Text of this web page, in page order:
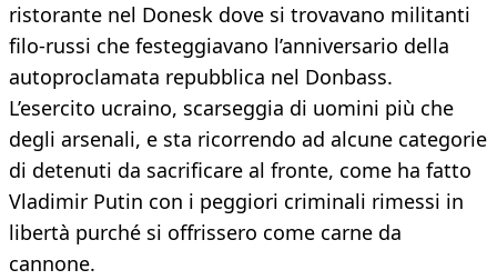
ristorante nel Donesk dove si trovavano militanti
filo-russi che festeggiavano l’anniversario della
autoproclamata repubblica nel Donbass.
L’esercito ucraino, scarseggia di uomini più che
degli arsenali, e sta ricorrendo ad alcune categorie
di detenuti da sacrificare al fronte, come ha fatto
Vladimir Putin con i peggiori criminali rimessi in
libertà purché si offrissero come carne da
cannone.